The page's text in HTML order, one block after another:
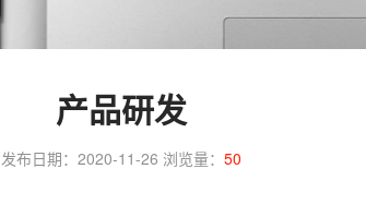
产品研发
发布日期：2020-11-26 浏览量： 50